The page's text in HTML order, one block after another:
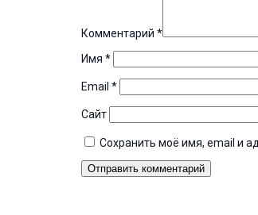
Комментарий *
Имя *
Email *
Сайт
Сохранить моё имя, email и